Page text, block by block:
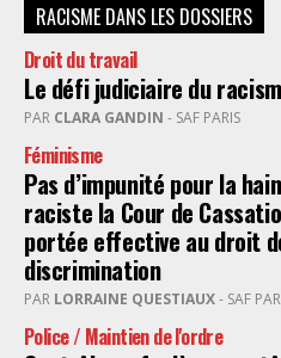
RACISME DANS LES DOSSIERS
Droit du travail
Le défi judiciaire du
PAR CLARA GANDIN - SAF PARIS
Féminisme
Pas d’impunité pour la
raciste la Cour de
portée effective au droit
discrimination
PAR LORRAINE QUESTIAUX- SAF
Police / Maintien de l'ordre